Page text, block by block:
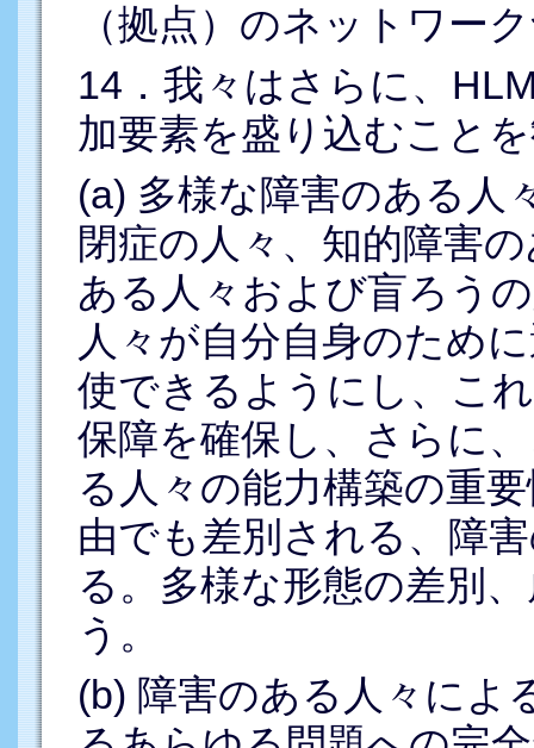
（拠点）のネットワー
14．我々はさらに、
加要素を盛り込むこと
(a) 多様な障害のある人
閉症の人々、知的障害
ある人々および盲ろう
人々が自分自身のため
使できるようにし、こ
保障を確保し、さらに
る人々の能力構築の重
由でも差別される、障
る。多様な形態の差別
う。
(b) 障害のある人々によ